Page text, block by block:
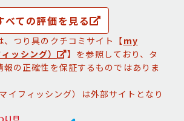
べての評価を見る
つり具のクチコミサイト【my
ッシング）
】を参照しており、タ
報の正確性を保証するものではありま
フィッシング）は外部サイトとなり